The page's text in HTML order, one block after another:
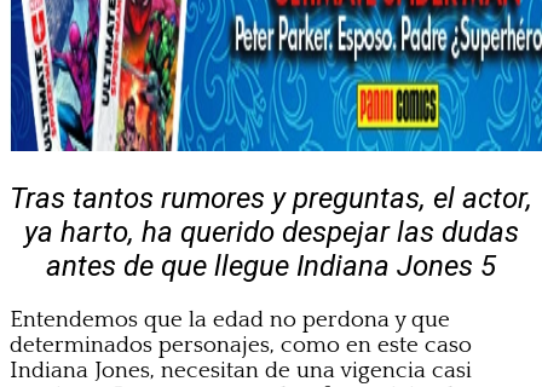
Tras tantos rumores y preguntas, el actor,
ya harto, ha querido despejar las dudas
antes de que llegue Indiana Jones 5
Entendemos que la edad no perdona y que
determinados personajes, como en este caso
Indiana Jones, necesitan de una vigencia casi